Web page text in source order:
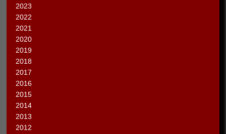
2023
2022
2021
2020
2019
2018
2017
2016
2015
2014
2013
2012